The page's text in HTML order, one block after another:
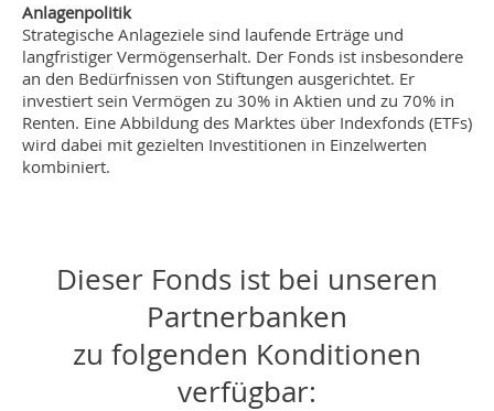
Anlagenpolitik
Strategische Anlageziele sind laufende Erträge und
langfristiger Vermögenserhalt. Der Fonds ist insbesondere
an den Bedürfnissen von Stiftungen ausgerichtet. Er
investiert sein Vermögen zu 30% in Aktien und zu 70% in
Renten. Eine Abbildung des Marktes über Indexfonds (ETFs)
wird dabei mit gezielten Investitionen in Einzelwerten
kombiniert.
Dieser Fonds ist bei unseren
Partnerbanken
zu folgenden Konditionen
verfügbar: